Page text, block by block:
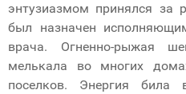
энтузиазмом принялся за
был назначен
врача. Огненно-рыжая
мелькала во многих
поселков. Энергия